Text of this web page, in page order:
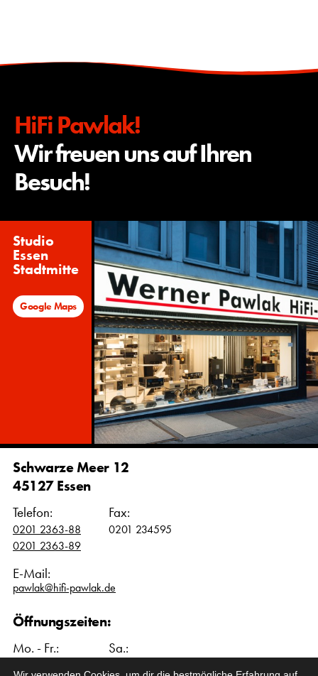
HiFi Pawlak!
Wir freuen uns auf Ihren
Besuch!
Studio
Essen
Stadtmitte
Google Maps
Schwarze Meer 12
45127 Essen
Telefon:
0201 2363-88
0201 2363-89
Fax:
0201 234595
E-Mail:
pawlak@hifi-pawlak.de
Öffnungszeiten:
Mo. - Fr.: Sa.: